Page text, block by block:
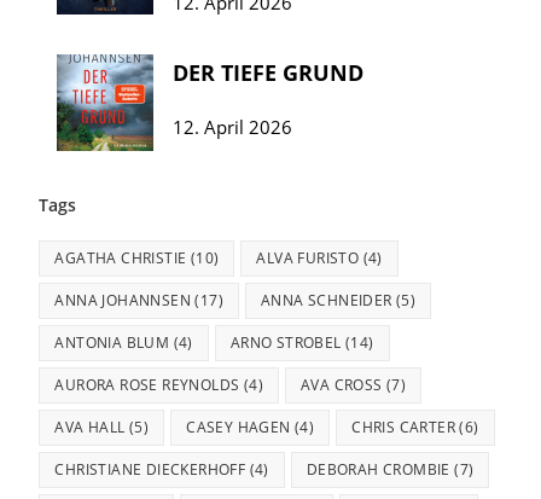
DER TIEFE GRUND
12. April 2026
Tags
AGATHA CHRISTIE (10) ALVA FURISTO (4)
ANNA JOHANNSEN (17) ANNA SCHNEIDER (5)
ANTONIA BLUM (4) ARNO STROBEL (14)
AURORA ROSE REYNOLDS (4) AVA CROSS (7)
AVA HALL (5) CASEY HAGEN (4) CHRIS CARTER(6)
CHRISTIANE DIECKERHOFF (4) DEBORAH CROMBIE (7)